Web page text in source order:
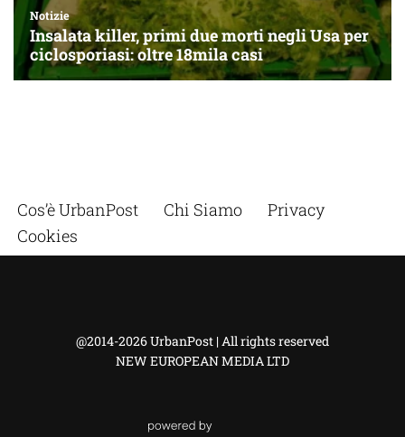
Cos’è UrbanPost Chi Siamo
Privacy
Cookies
@2014-2026 UrbanPost | All rights reserved
NEW EUROPEAN MEDIA LTD